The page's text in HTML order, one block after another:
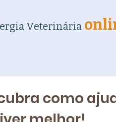
Veterinária
como